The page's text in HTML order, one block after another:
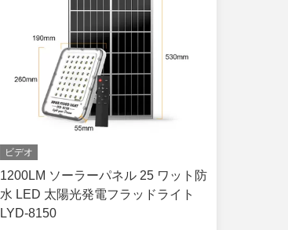
ビデオ
1200LM ソーラーパネル 25 ワット防
水 LED 太陽光発電フラッドライト
LYD-8150